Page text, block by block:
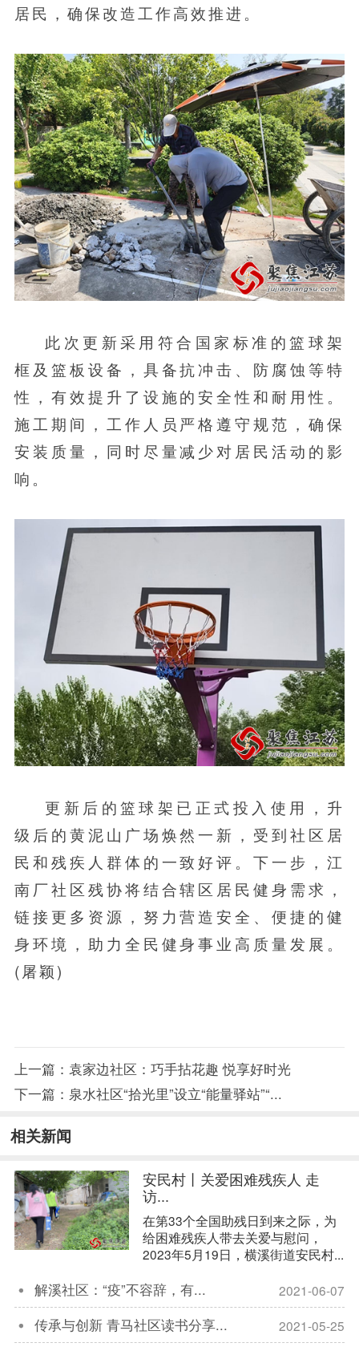
居民，确保改造工作高效推进。
此次更新采用符合国家标准的篮球架
框及篮板设备，具备抗冲击、防腐蚀等特
性，有效提升了设施的安全性和耐用性。
施工期间，工作人员严格遵守规范，确保
安装质量，同时尽量减少对居民活动的影
响。
更新后的篮球架已正式投入使用，升
级后的黄泥山广场焕然一新，受到社区居
民和残疾人群体的一致好评。下一步，江
南厂社区残协将结合辖区居民健身需求，
链接更多资源，努力营造安全、便捷的健
身环境，助力全民健身事业高质量发展。
(屠颖)
上一篇： 袁家边社区：巧手拈花趣 悦享好时光
下一篇： 泉水社区“拾光里”设立“能量驿站”“...
相关新闻
安民村丨关爱困难残疾人 走
访...
在第33个全国助残日到来之际，为
给困难残疾人带去关爱与慰问，
2023年5月19日，横溪街道安民村...
 解溪社区：“疫”不容辞，有... 2021-06-07
 传承与创新 青马社区读书分享... 2021-05-25